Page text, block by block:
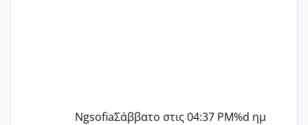
NgsofiaΣάββατο στις 04:37 PM%d ημ